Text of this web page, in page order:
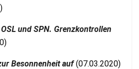
und SPN. Grenzkontrollen
Besonnenheit auf(07.03.2020)